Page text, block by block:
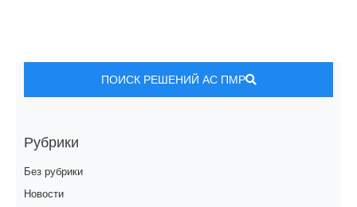
ПОИСК РЕШЕНИЙ АС ПМР
Рубрики
Без рубрики
Новости